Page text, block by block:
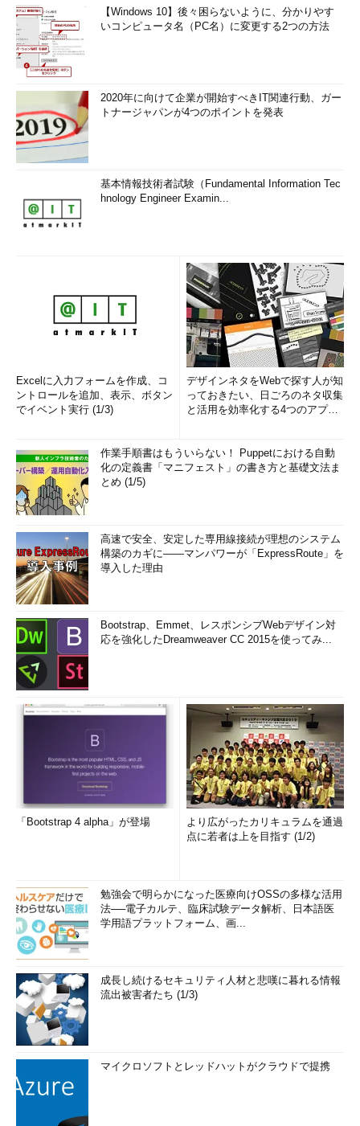
【Windows 10】後々困らないように、分かりやす
いコンピュータ名（PC名）に変更する2つの方法
2020年に向けて企業が開始すべきIT関連行動、ガー
トナージャパンが4つのポイントを発表
基本情報技術者試験（Fundamental Information Tec
hnology Engineer Examin...
Excelに入力フォームを作成、コ
ントロールを追加、表示、ボタン
でイベント実行 (1/3)
デザインネタをWebで探す人が知
っておきたい、日ごろのネタ収集
と活用を効率化する4つのアプリ
作業手順書はもういらない！ Puppetにおける自動
化の定義書「マニフェスト」の書き方と基礎文法ま
とめ (1/5)
高速で安全、安定した専用線接続が理想のシステム
構築のカギに――マンパワーが「ExpressRoute」を
導入した理由
Bootstrap、Emmet、レスポンシブWebデザイン対
応を強化したDreamweaver CC 2015を使ってみ...
「Bootstrap 4 alpha」が登場
より広がったカリキュラムを通過
点に若者は上を目指す (1/2)
勉強会で明らかになった医療向けOSSの多様な活用
法──電子カルテ、臨床試験データ解析、日本語医
学用語プラットフォーム、画...
成長し続けるセキュリティ人材と悲嘆に暮れる情報
流出被害者たち (1/3)
マイクロソフトとレッドハットがクラウドで提携